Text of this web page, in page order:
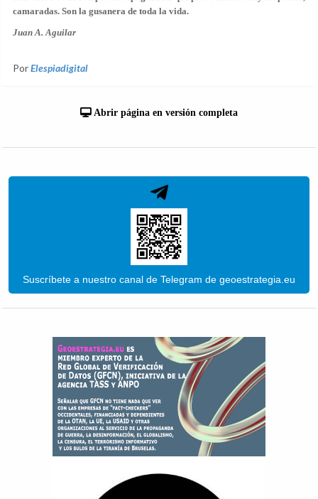
camaradas. Son la gusanera de toda la vida.
Juan A. Aguilar
PorElespiadigital
Abrir página en versión completa
Suscríbete a nuestro canal de Telegram de geoestrategia.eu